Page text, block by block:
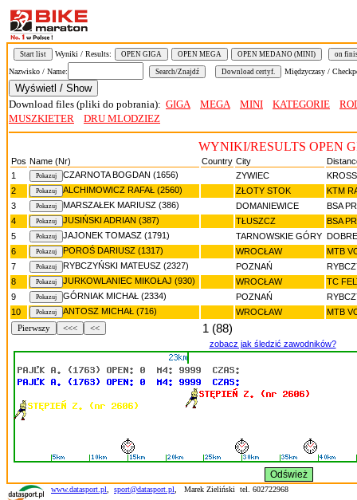
Start list Wyniki / Results: OPEN GIGA OPEN MEGA OPEN MEDANO (MINI) on
Nazwisko / Name: Międzyczasy /
Download files (pliki do pobrania): GIGA MEGA MINI KATEGORIE
MUSZKIETER
DRU MLODZIEZ
WYNIKI/RESULTS OPEN
Pos Name (Nr) Country City
1
CZARNOTA BOGDAN (1656) ZYWIEC
2
ALCHIMOWICZ RAFAŁ (2560) ZŁOTY STOK
KTM
3
MARSZAŁEK MARIUSZ (386) DOMANIEWICE
BSA
4
JUSIŃSKI ADRIAN (387) TŁUSZCZ
BSA
5
JAJONEK TOMASZ (1791) TARNOWSKIE GÓRY
6
POROŚ DARIUSZ (1317) WROCŁAW
MTB
7
RYBCZYŃSKI MATEUSZ (2327) POZNAŃ
8
JURKOWLANIEC MIKOŁAJ (930) WROCŁAW
TC
9
GÓRNIAK MICHAŁ (2334) POZNAŃ
10
ANTOSZ MICHAŁ (716) WROCŁAW MTB
Pierwszy <<< << 1 (88)
zobacz jak śledzić zawodników?
www.datasport.pl sport@datasport.pl Marek Zieliński tel. 602722968